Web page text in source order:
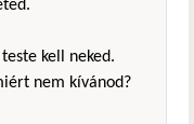
kell neked.
nem kívánod?